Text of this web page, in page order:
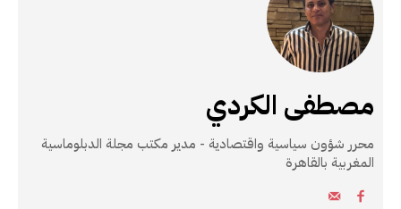
مصطفى الكردي
محرر شؤون سياسية واقتصادية - مدير مكتب مجلة الدبلوماسية
المغربية بالقاهرة